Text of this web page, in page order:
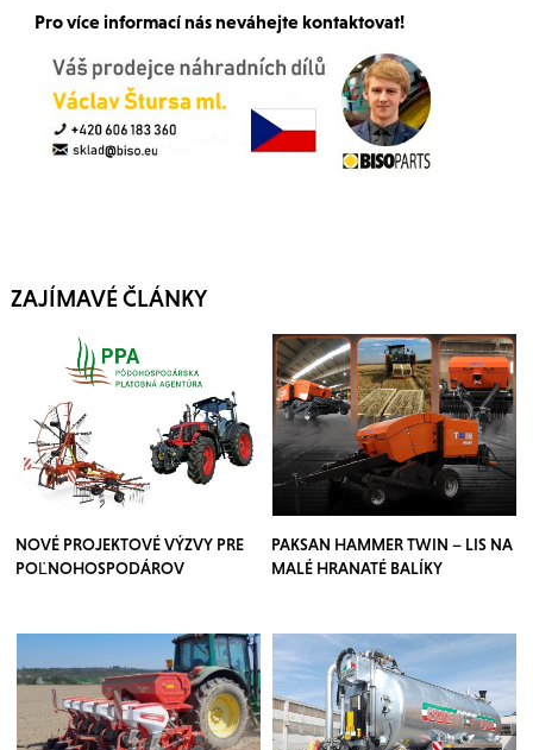
Pro více informací nás neváhejte kontaktovat!
ZAJÍMAVÉ ČLÁNKY
NOVÉ PROJEKTOVÉ VÝZVY PRE
POĽNOHOSPODÁROV
PAKSAN HAMMER TWIN – LIS NA
MALÉ HRANATÉ BALÍKY